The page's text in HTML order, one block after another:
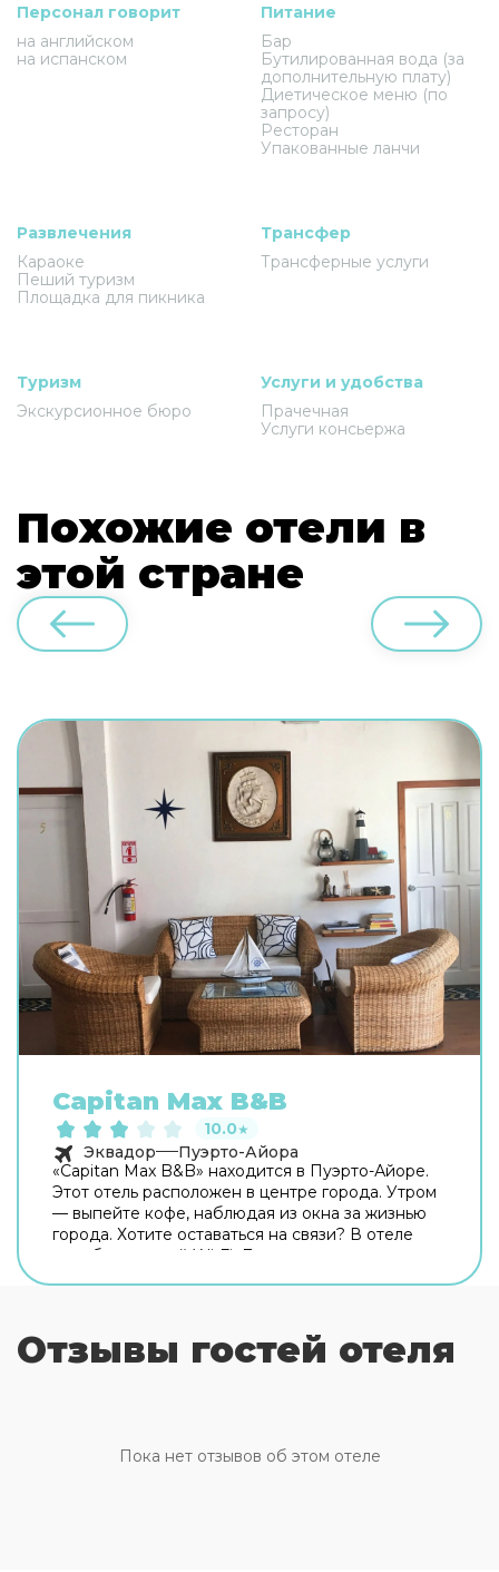
Персонал говорит
на английском
на испанском
Питание
Бар
Бутилированная вода (за
дополнительную плату)
Диетическое меню (по
запросу)
Ресторан
Упакованные ланчи
Развлечения
Караоке
Пеший туризм
Площадка для пикника
Трансфер
Трансферные услуги
Туризм
Экскурсионное бюро
Услуги и удобства
Прачечная
Услуги консьержа
Похожие отели в
этой стране
Capitan Max B&B
10.0★
Эквадор
Пуэрто-Айора
«Capitan Max B&B» находится в Пуэрто-Айоре.
Этот отель расположен в центре города. Утром
— выпейте кофе, наблюдая из окна за жизнью
города. Хотите оставаться на связи? В отеле
есть бесплатный Wi-Fi. Дополнительно:
душ. Перечисленные услуги есть не во всех
номерах.
Отзывы гостей отеля
Пока нет отзывов об этом отеле